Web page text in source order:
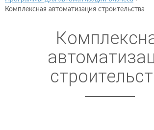
Комплексная автоматизация строительства